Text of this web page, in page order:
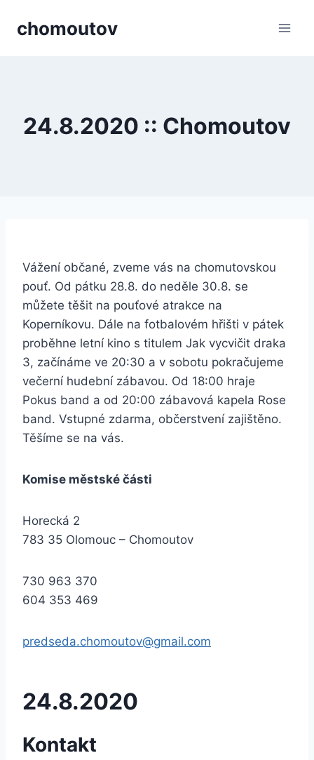
chomoutov
24.8.2020 :: Chomoutov
Vážení občané, zveme vás na chomutovskou
pouť. Od pátku 28.8. do neděle 30.8. se
můžete těšit na pouťové atrakce na
Koperníkovu. Dále na fotbalovém hřišti v pátek
proběhne letní kino s titulem Jak vycvičit draka
3, začínáme ve 20:30 a v sobotu pokračujeme
večerní hudební zábavou. Od 18:00 hraje
Pokus band a od 20:00 zábavová kapela Rose
band. Vstupné zdarma, občerstvení zajištěno.
Těšíme se na vás.
Komise městské části
Horecká 2
783 35 Olomouc – Chomoutov
730 963 370
604 353 469
predseda.chomoutov@gmail.com
24.8.2020
Kontakt